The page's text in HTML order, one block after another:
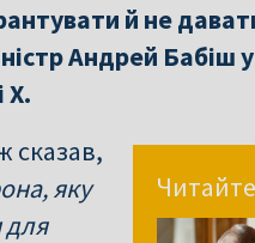
й не
Андрей Бабіш
X.
сказав,
яку
для